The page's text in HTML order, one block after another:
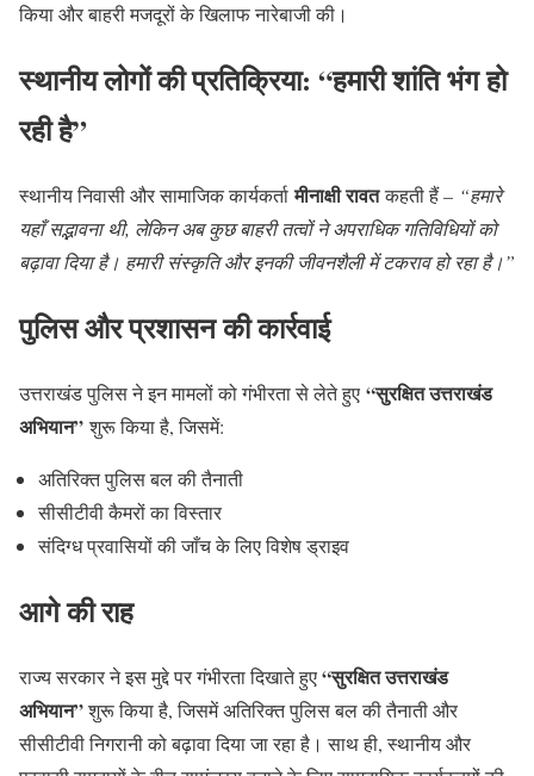
किया और बाहरी मजदूरों के खिलाफ नारेबाजी की।
स्थानीय लोगों की प्रतिक्रिया: “हमारी शांति भंग हो
रही है”
स्थानीय निवासी और सामाजिक कार्यकर्तामीनाक्षी रावतकहती हैं – “हमारे
यहाँ सद्भावना थी, लेकिन अब कुछ बाहरी तत्वों ने अपराधिक गतिविधियों को
बढ़ावा दिया है। हमारी संस्कृति और इनकी जीवनशैली में टकराव हो रहा है।”
पुलिस और प्रशासन की कार्रवाई
उत्तराखंड पुलिस ने इन मामलों को गंभीरता से लेते हुए “सुरक्षित उत्तराखंड
अभियान”शुरू किया है, जिसमें:
अतिरिक्त पुलिस बल की तैनाती
सीसीटीवी कैमरों का विस्तार
संदिग्ध प्रवासियों की जाँच के लिए विशेष ड्राइव
आगे की राह
राज्य सरकार ने इस मुद्दे पर गंभीरता दिखाते हुए“सुरक्षित उत्तराखंड
अभियान”शुरू किया है, जिसमें अतिरिक्त पुलिस बल की तैनाती और
सीसीटीवी निगरानी को बढ़ावा दिया जा रहा है। साथ ही, स्थानीय और